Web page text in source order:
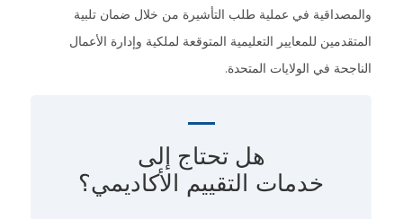
والمصداقية في عملية طلب التأشيرة من خلال ضمان تلبية
المتقدمين للمعايير التعليمية المتوقعة لملكية وإدارة الأعمال
الناجحة في الولايات المتحدة.
هل تحتاج إلى
خدمات التقييم الأكاديمي؟